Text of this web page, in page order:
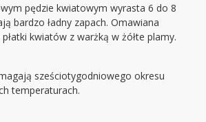
pędzie kwiatowym wyrasta 6 do 8
bardzo ładny zapach. Omawiana
kwiatów z warżką w żółte plamy.
sześciotygodniowego okresu
temperaturach.